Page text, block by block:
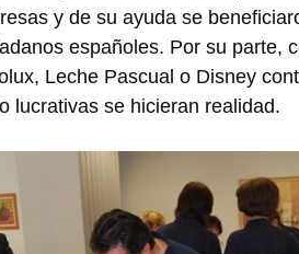
y de su ayuda se
españoles. Por su parte,
Leche Pascual o Disney
lucrativas se hicieran realidad.